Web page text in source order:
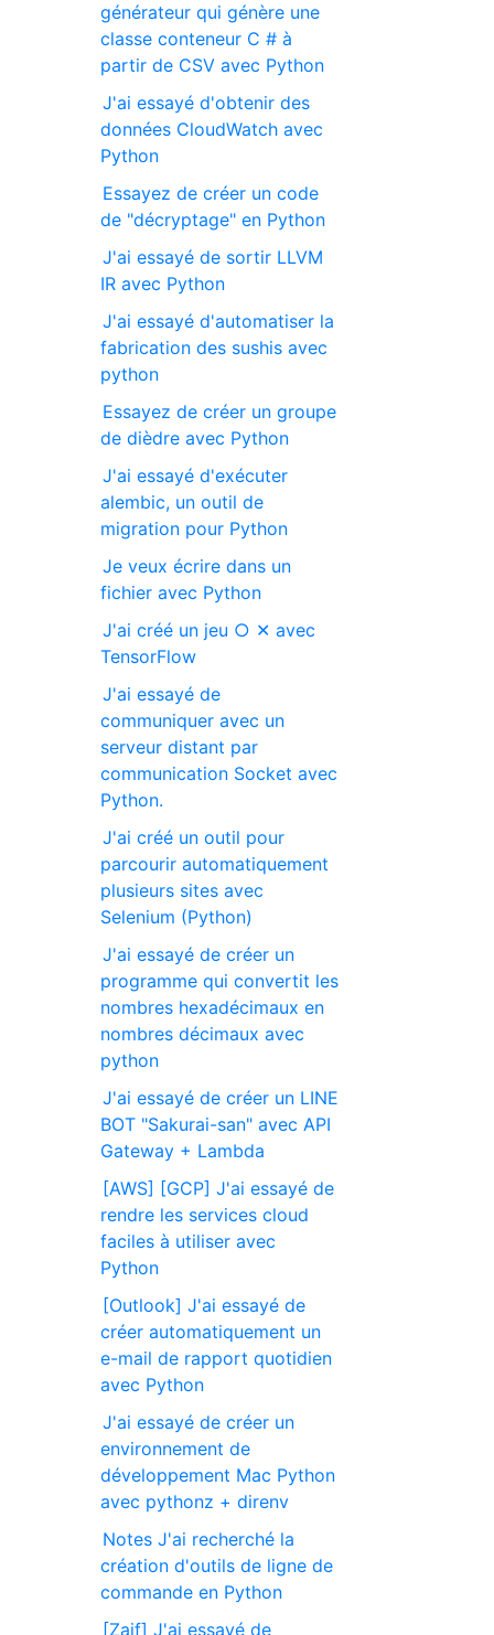
générateur qui génère une
classe conteneur C # à
partir de CSV avec Python
J'ai essayé d'obtenir des
données CloudWatch avec
Python
Essayez de créer un code
de "décryptage" en Python
J'ai essayé de sortir LLVM
IR avec Python
J'ai essayé d'automatiser la
fabrication des sushis avec
python
Essayez de créer un groupe
de dièdre avec Python
J'ai essayé d'exécuter
alembic, un outil de
migration pour Python
Je veux écrire dans un
fichier avec Python
J'ai créé un jeu ○ ✕ avec
TensorFlow
J'ai essayé de
communiquer avec un
serveur distant par
communication Socket avec
Python.
J'ai créé un outil pour
parcourir automatiquement
plusieurs sites avec
Selenium (Python)
J'ai essayé de créer un
programme qui convertit les
nombres hexadécimaux en
nombres décimaux avec
python
J'ai essayé de créer un LINE
BOT "Sakurai-san" avec API
Gateway + Lambda
[AWS] [GCP] J'ai essayé de
rendre les services cloud
faciles à utiliser avec
Python
[Outlook] J'ai essayé de
créer automatiquement un
e-mail de rapport quotidien
avec Python
J'ai essayé de créer un
environnement de
développement Mac Python
avec pythonz + direnv
Notes J'ai recherché la
création d'outils de ligne de
commande en Python
[Zaif] J'ai essayé de